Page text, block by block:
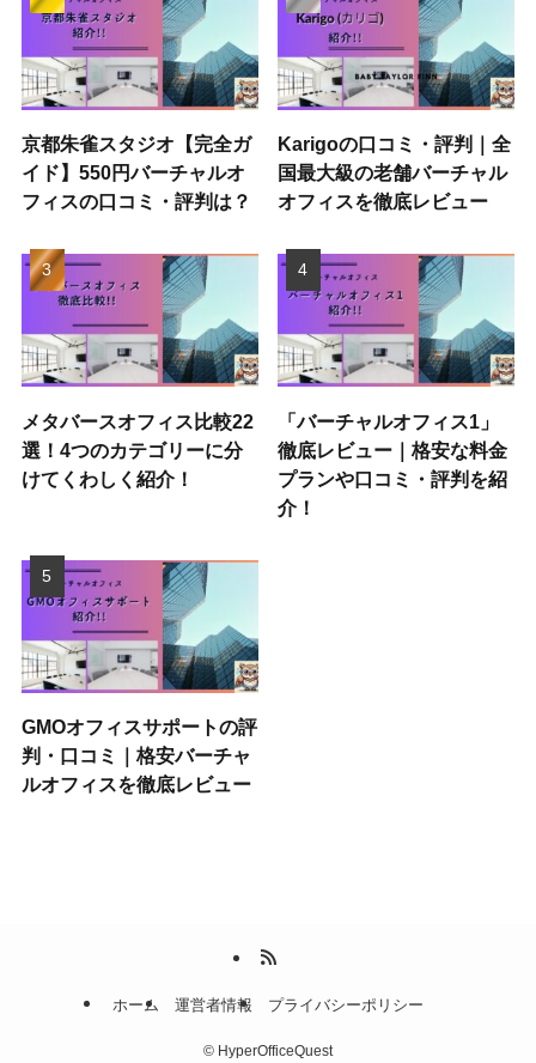
京都朱雀スタジオ【完全ガ
イド】550円バーチャルオ
フィスの口コミ・評判は？
Karigoの口コミ・評判｜全
国最大級の老舗バーチャル
オフィスを徹底レビュー
メタバースオフィス比較22
選！4つのカテゴリーに分
けてくわしく紹介！
「バーチャルオフィス1」
徹底レビュー｜格安な料金
プランや口コミ・評判を紹
介！
GMOオフィスサポートの評
判・口コミ｜格安バーチャ
ルオフィスを徹底レビュー
ホーム 運営者情報 プライバシーポリシー
© HyperOfficeQuest